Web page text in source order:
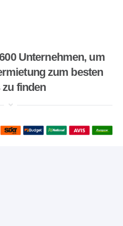
Unternehmen, um
zum besten
zu finden